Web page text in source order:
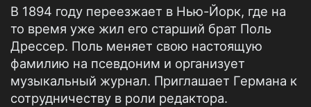
В 1894 году переезжает в Нью-Йорк, где на
то время уже жил его старший брат Поль
Дрессер. Поль меняет свою настоящую
фамилию на псевдоним и организует
музыкальный журнал. Приглашает Германа к
сотрудничеству в роли редактора.